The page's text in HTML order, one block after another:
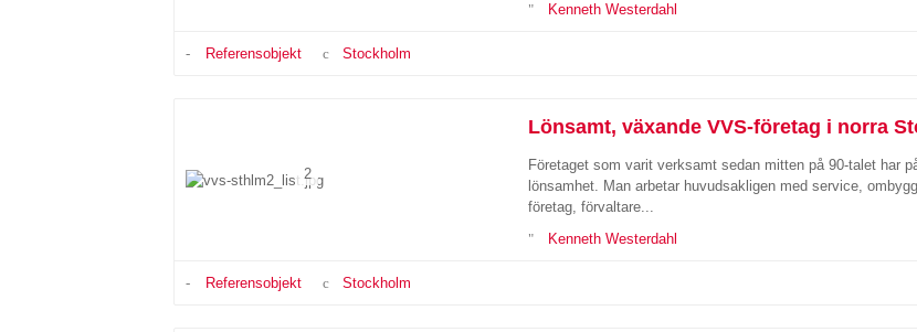
Kenneth Westerdahl
Referensobjekt Stockholm
2
Lönsamt, växande VVS-företag i norra
Företaget som varit verksamt sedan mitten på 90-talet har
lönsamhet. Man arbetar huvudsakligen med service,
företag, förvaltare...
Kenneth Westerdahl
Referensobjekt Stockholm